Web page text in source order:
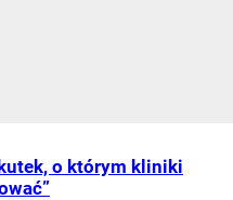
o którym kliniki